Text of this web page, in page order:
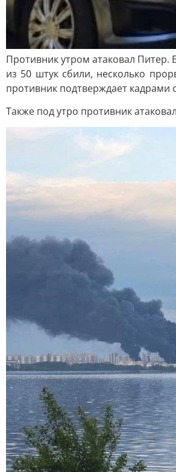
Противник утром атаковал Питер.
из 50 штук сбили, несколько
противник подтверждает
Также под утро противник